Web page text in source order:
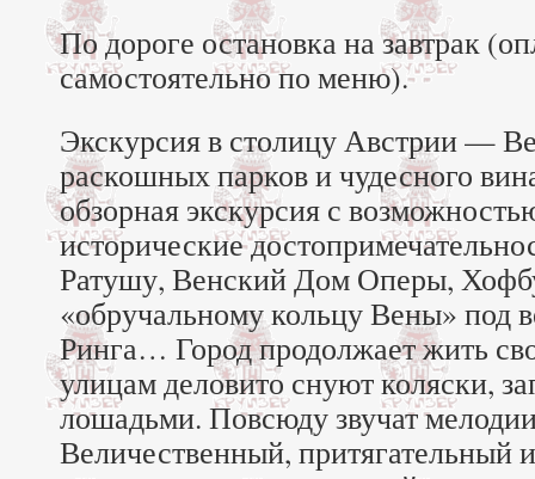
По дороге остановка на завтрак
самостоятельно по меню).
Экскурсия в столицу Австрии —
раскошных парков и чудесного
обзорная экскурсия с
исторические
Ратушу, Венский Дом Оперы,
«обручальному кольцу Вены» под
Ринга… Город продолжает жить
улицам деловито снуют коляски,
лошадьми. Повсюду звучат
Величественный, притягательный